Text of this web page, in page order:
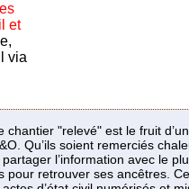
et
via
chantier "relevé" est le fruit
Qu’ils soient remerciés
partager l’information avec le
pour retrouver ses ancêtres.